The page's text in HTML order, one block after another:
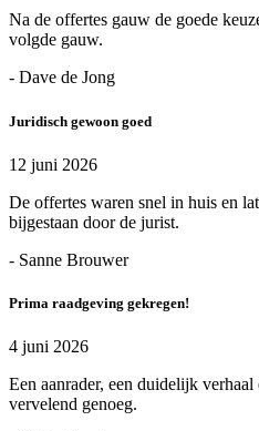
Na de offertes gauw de goede
volgde gauw.
- Dave de Jong
Juridisch gewoon goed
12 juni 2026
De offertes waren snel in huis en
bijgestaan door de jurist.
- Sanne Brouwer
Prima raadgeving gekregen!
4 juni 2026
Een aanrader, een duidelijk
vervelend genoeg.